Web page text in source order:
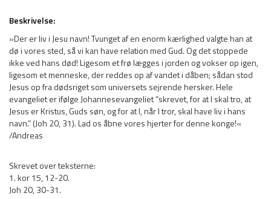
Beskrivelse:
»Der er liv i Jesu navn! Tvunget af en enorm kærlighed valgte han at
dø i vores sted, så vi kan have relation med Gud. Og det stoppede
ikke ved hans død! Ligesom et frø lægges i jorden og vokser op igen,
ligesom et menneske, der reddes op af vandet i dåben; sådan stod
Jesus op fra dødsriget som universets sejrende hersker. Hele
evangeliet er ifølge Johannesevangeliet “skrevet, for at I skal tro, at
Jesus er Kristus, Guds søn, og for at I, når I tror, skal have liv i hans
navn.” (Joh 20, 31). Lad os åbne vores hjerter for denne konge!«
/Andreas
Skrevet over teksterne:
1. kor 15, 12-20.
Joh 20, 30-31.